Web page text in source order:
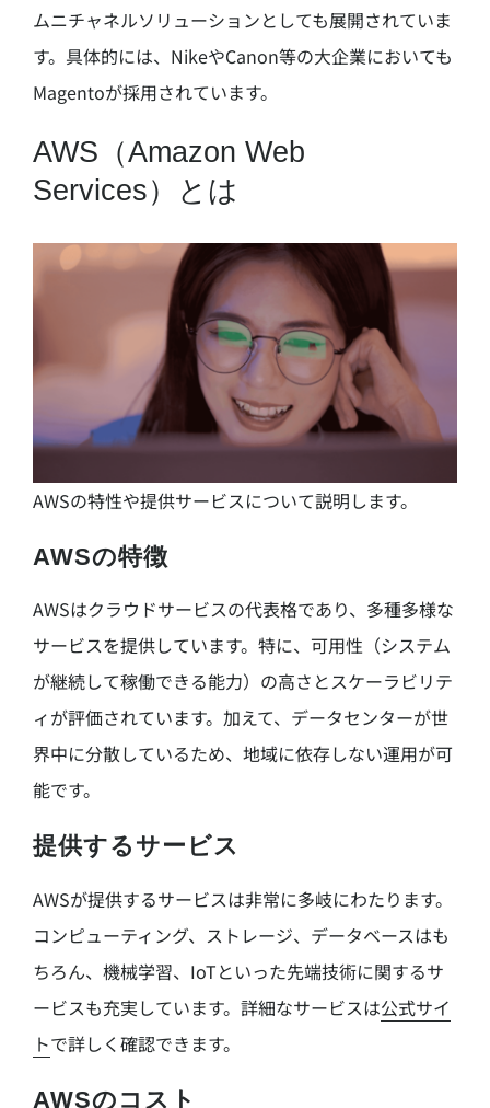
ムニチャネルソリューションとしても展開されていま
す。具体的には、NikeやCanon等の大企業においても
Magentoが採用されています。
AWS（Amazon Web
Services）とは
AWSの特性や提供サービスについて説明します。
AWSの特徴
AWSはクラウドサービスの代表格であり、多種多様な
サービスを提供しています。特に、可用性（システム
が継続して稼働できる能力）の高さとスケーラビリテ
ィが評価されています。加えて、データセンターが世
界中に分散しているため、地域に依存しない運用が可
能です。
提供するサービス
AWSが提供するサービスは非常に多岐にわたります。
コンピューティング、ストレージ、データベースはも
ちろん、機械学習、IoTといった先端技術に関するサ
ービスも充実しています。詳細なサービスは公式サイ
トで詳しく確認できます。
AWSのコスト